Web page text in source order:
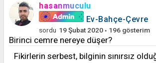
hasanmuculu
Ev-Bahçe-Çevre
sordu 19 Şubat 2020 196 gösterim
Birinci cemre nereye düşer?
Fikirlerin serbest, bilginin sınırsız